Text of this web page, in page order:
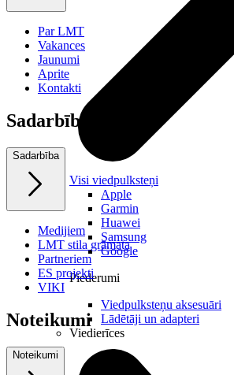
Visi viedpulksteņi
Apple
Garmin
Huawei
Samsung
Google
Piederumi
Viedpulksteņu aksesuāri
Lādētāji un adapteri
Viedierīces
Par LMT
Vakances
Jaunumi
Aprite
Kontakti
Sadarbība
Sadarbība
Medijiem
LMT stila grāmata
Partneriem
ES projekti
VIKI
Noteikumi
Noteikumi